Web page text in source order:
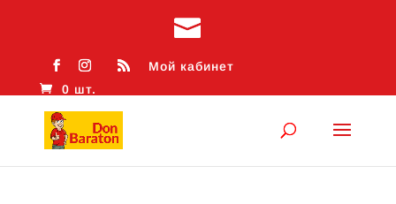
Мой кабинет
0 шт.